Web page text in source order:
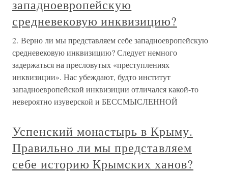
западноевропейскую
средневековую инквизицию?
2. Верно ли мы представляем себе западноевропейскую
средневековую инквизицию? Следует немного
задержаться на пресловутых «преступлениях
инквизиции». Нас убеждают, будто институт
западноевропейской инквизиции отличался какой-то
невероятно изуверской и БЕССМЫСЛЕННОЙ
Успенский монастырь в Крыму.
Правильно ли мы представляем
себе историю Крымских ханов?